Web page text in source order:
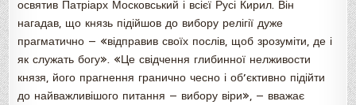
освятив Патріарх Московський і всієї Русі Кирил. Він
нагадав, що князь підійшов до вибору релігії дуже
прагматично — «відправив своїх послів, щоб зрозуміти, де і
як служать богу». «Це свідчення глибинної нелживости
князя, його прагнення гранично чесно і об’єктивно підійти
до найважливішого питання — вибору віри», — вважає